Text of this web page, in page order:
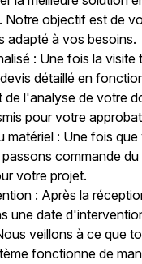
Notre objectif est de
adapté à vos besoins.
: Une fois la visite
détaillé en
de l'analyse de votre
pour votre
matériel : Une fois
commande du
votre projet.
: Après la
une date
veillons à ce que
fonctionne de